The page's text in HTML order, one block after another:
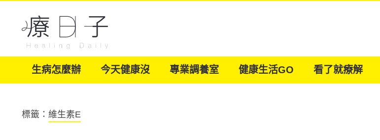
生病怎麼辦 今天健康沒 專業調養室 健康生活GO 看了就療解
標籤： 維生素E